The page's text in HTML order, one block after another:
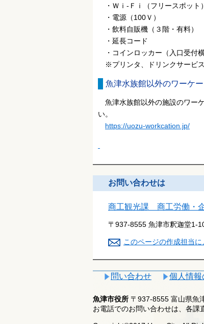
・Ｗｉ-Ｆｉ（フリースポット）
・電源（100Ｖ）
・飲料自販機（３階・有料）
・延長コード
・コインロッカー（入口受付横
※プリンタ、ドリンクサービス
魚津水族館以外のワーケ
魚津水族館以外の施設のワー
い。
https://uozu-workcation.jp/
お問い合わせは
商工観光課 商工労働・
〒937-8555 魚津市釈迦堂1-
このページの作成担当
問い合わせ 個人情報
魚津市役所 〒937-8555 富山県魚
お電話でのお問い合わせは、各課